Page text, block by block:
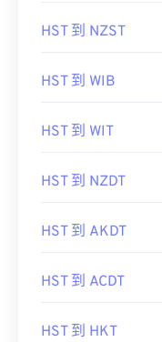
HST 到 NZST
HST 到 WIB
HST 到 WIT
HST 到 NZDT
HST 到 AKDT
HST 到 ACDT
HST 到 HKT